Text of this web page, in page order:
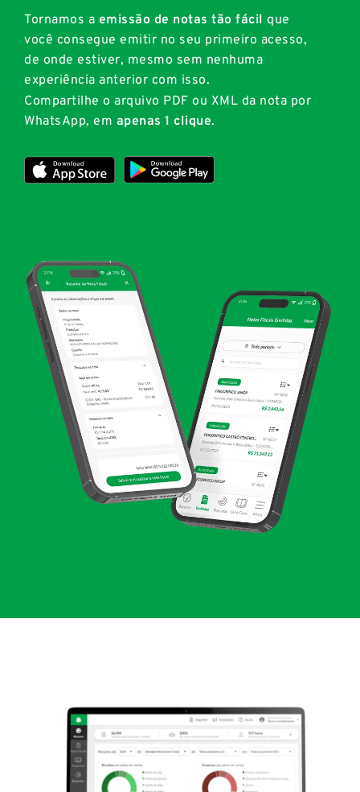
Tornamos a emissão de notas tão fácil que
você consegue emitir no seu primeiro acesso,
de onde estiver, mesmo sem nenhuma
experiência anterior com isso.
Compartilhe o arquivo PDF ou XML da nota por
WhatsApp, em apenas 1 clique.